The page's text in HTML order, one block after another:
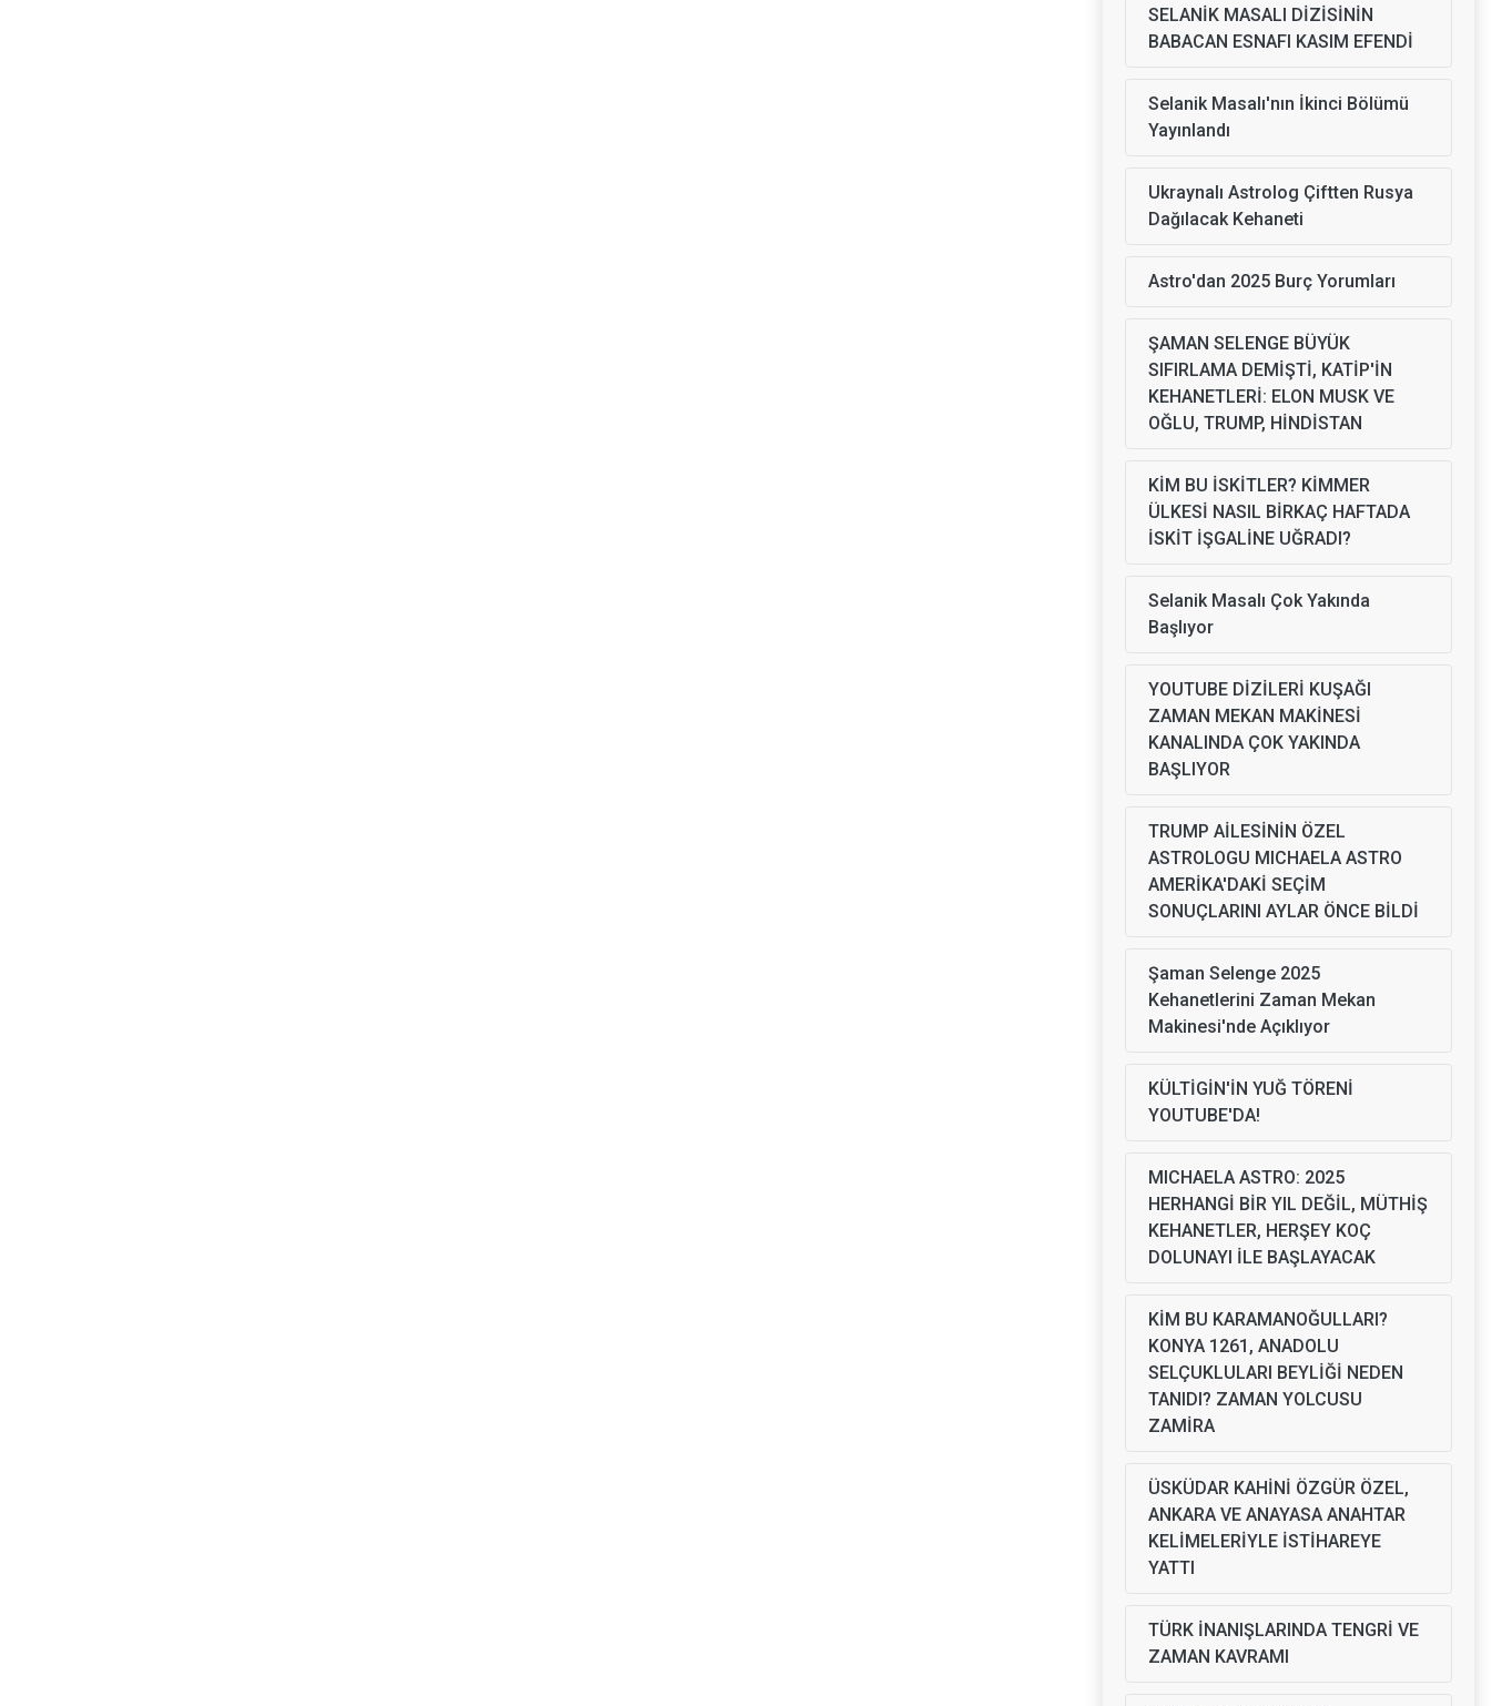
SELANİK MASALI DİZİSİNİN
BABACAN ESNAFI KASIM EFENDİ
Selanik Masalı'nın İkinci Bölümü
Yayınlandı
Ukraynalı Astrolog Çiftten Rusya
Dağılacak Kehaneti
Astro'dan 2025 Burç Yorumları
ŞAMAN SELENGE BÜYÜK
SIFIRLAMA DEMİŞTİ, KATİP'İN
KEHANETLERİ: ELON MUSK VE
OĞLU, TRUMP, HİNDİSTAN
KİM BU İSKİTLER? KİMMER
ÜLKESİ NASIL BİRKAÇ HAFTADA
İSKİT İŞGALİNE UĞRADI?
Selanik Masalı Çok Yakında
Başlıyor
YOUTUBE DİZİLERİ KUŞAĞI
ZAMAN MEKAN MAKİNESİ
KANALINDA ÇOK YAKINDA
BAŞLIYOR
TRUMP AİLESİNİN ÖZEL
ASTROLOGU MICHAELA ASTRO
AMERİKA'DAKİ SEÇİM
SONUÇLARINI AYLAR ÖNCE BİLDİ
Şaman Selenge 2025
Kehanetlerini Zaman Mekan
Makinesi'nde Açıklıyor
KÜLTİGİN'İN YUĞ TÖRENİ
YOUTUBE'DA!
MICHAELA ASTRO: 2025
HERHANGİ BİR YIL DEĞİL, MÜTHİŞ
KEHANETLER, HERŞEY KOÇ
DOLUNAYI İLE BAŞLAYACAK
KİM BU KARAMANOĞULLARI?
KONYA 1261, ANADOLU
SELÇUKLULARI BEYLİĞİ NEDEN
TANIDI? ZAMAN YOLCUSU
ZAMİRA
ÜSKÜDAR KAHİNİ ÖZGÜR ÖZEL,
ANKARA VE ANAYASA ANAHTAR
KELİMELERİYLE İSTİHAREYE
YATTI
TÜRK İNANIŞLARINDA TENGRİ VE
ZAMAN KAVRAMI